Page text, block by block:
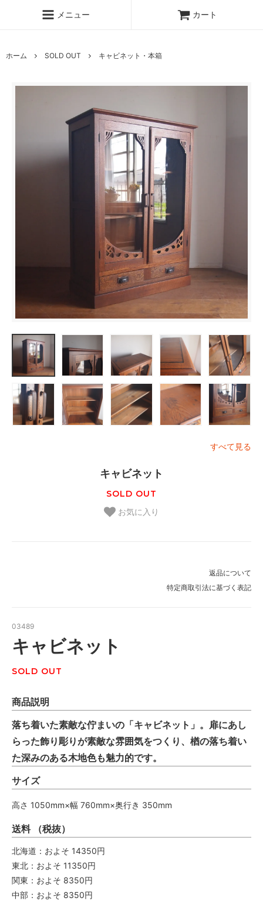
メニュー カート
ホーム SOLD OUT キャビネット・本箱
すべて見る
キャビネット
SOLD OUT
お気に入り
返品について
特定商取引法に基づく表記
03489
キャビネット
SOLD OUT
商品説明
落ち着いた素敵な佇まいの「キャビネット」。扉にあし
らった飾り彫りが素敵な雰囲気をつくり、楢の落ち着い
た深みのある木地色も魅力的です。
サイズ
高さ 1050mm×幅 760mm×奥行き 350mm
送料 （税抜）
北海道：およそ 14350円
東北：およそ 11350円
関東：およそ 8350円
中部：およそ 8350円